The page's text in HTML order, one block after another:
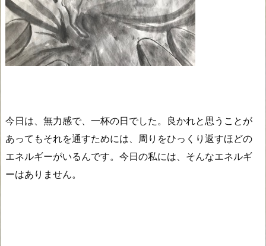
今日は、無力感で、一杯の日でした。良かれと思うことが
あってもそれを通すためには、周りをひっくり返すほどの
エネルギーがいるんです。今日の私には、そんなエネルギ
ーはありません。